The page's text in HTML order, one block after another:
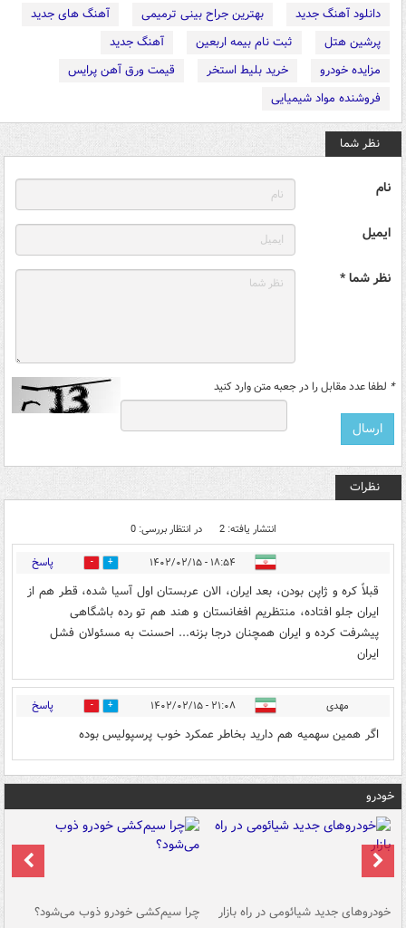
دانلود آهنگ جدید
بهترین جراح بینی ترمیمی
آهنگ های جدید
پرشین هتل
ثبت نام بیمه اربعین
آهنگ جدید
مزایده خودرو
خرید بلیط استخر
قیمت ورق آهن پرایس
فروشنده مواد شیمیایی
نظر شما
نام
ایمیل
نظر شما *
* لطفا عدد مقابل را در جعبه متن وارد کنید
نظرات
انتشار یافته: 2 در انتظار بررسی: 0
۱۸:۵۴ - ۱۴۰۲/۰۲/۱۵ 1 پاسخ
قبلاً کره و ژاپن بودن، بعد ایران، الان عربستان اول آسیا شده، قطر هم از
ایران جلو افتاده، منتظریم افغانستان و هند هم تو رده باشگاهی
پیشرفت کرده و ایران همچنان درجا بزنه... احسنت به مسئولان فشل
ایران
مهدی ۲۱:۰۸ - ۱۴۰۲/۰۲/۱۵ 6 پاسخ
اگر همین سهمیه هم دارید بخاطر عمکرد خوب پرسپولیس بوده
خودرو
خودروهای جدید شیائومی در راه بازار چرا سیم‌کشی خودرو ذوب می‌شود؟